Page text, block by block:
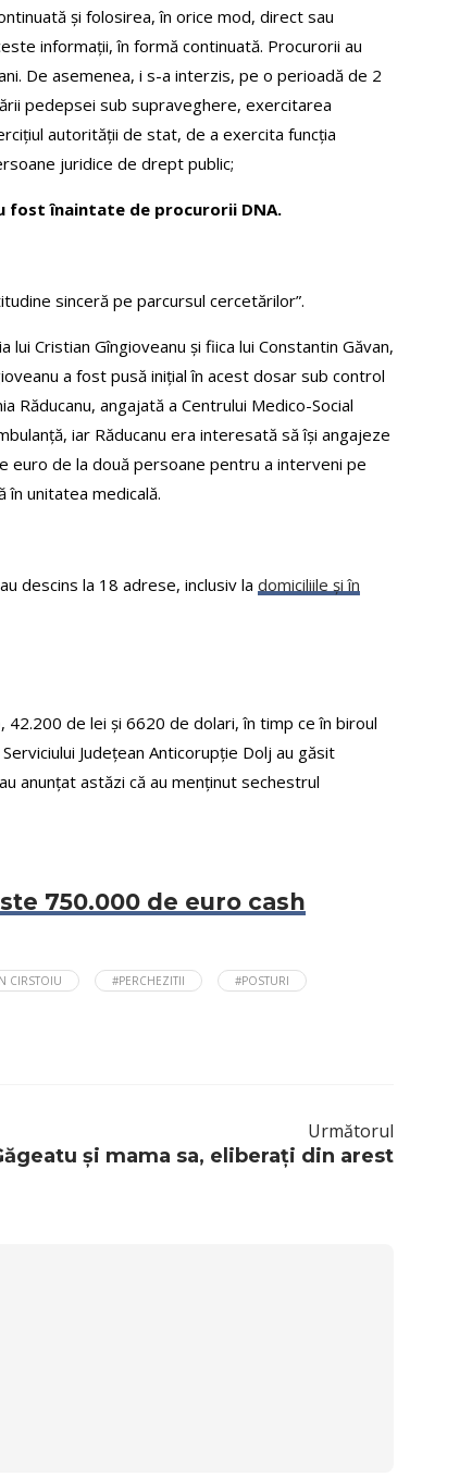
și folosirea, în orice mod, direct sau
informații, în formă continuată. Procurorii au
De asemenea, i s-a interzis, pe o perioadă de 2
pedepsei sub supraveghere, exercitarea
autorității de stat, de a exercita funcția
juridice de drept public;
fost înaintate de procurorii DNA.
sinceră pe parcursul cercetărilor”.
Cristian Gîngioveanu și fiica lui Constantin Găvan,
a fost pusă inițial în acest dosar sub control
angajată a Centrului Medico-Social
iar Răducanu era interesată să își angajeze
euro de la două persoane pentru a interveni pe
în unitatea medicală.
descins la 18 adrese, inclusiv la domiciliile și în
de lei și 6620 de dolari, în timp ce în biroul
Județean Anticorupție Dolj au găsit
anunțat astăzi că au menținut sechestrul
750.000 de euro cash
CIRSTOIU #PERCHEZITII #POSTURI
Următorul
și mama sa, eliberați din arest